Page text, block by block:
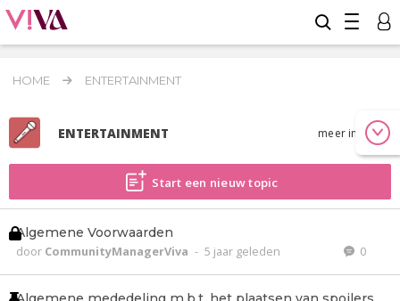
HOME ENTERTAINMENT
ENTERTAINMENT meer info
Start een nieuw topic
Algemene Voorwaarden
door CommunityManagerViva - 5 jaar geleden 0